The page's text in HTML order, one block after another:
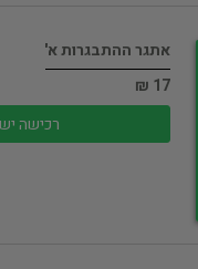
אתגר ההתבגרות א'
17 ₪
רכישה